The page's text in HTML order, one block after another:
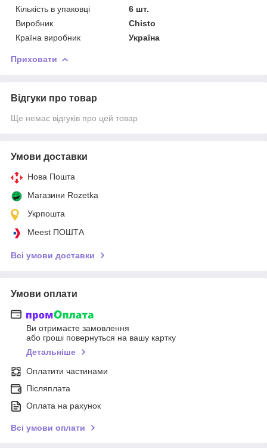
Кількість в упаковці
6 шт.
Виробник
Chisto
Країна виробник
Україна
Приховати
Відгуки про товар
Ще немає відгуків про цей товар
Умови доставки
Нова Пошта
Магазини Rozetka
Укрпошта
Meest ПОШТА
Всі умови доставки
Умови оплати
Ви отримаєте замовлення
або гроші повернуться на вашу картку
Детальніше
Оплатити частинами
Післяплата
Оплата на рахунок
Всі умови оплати